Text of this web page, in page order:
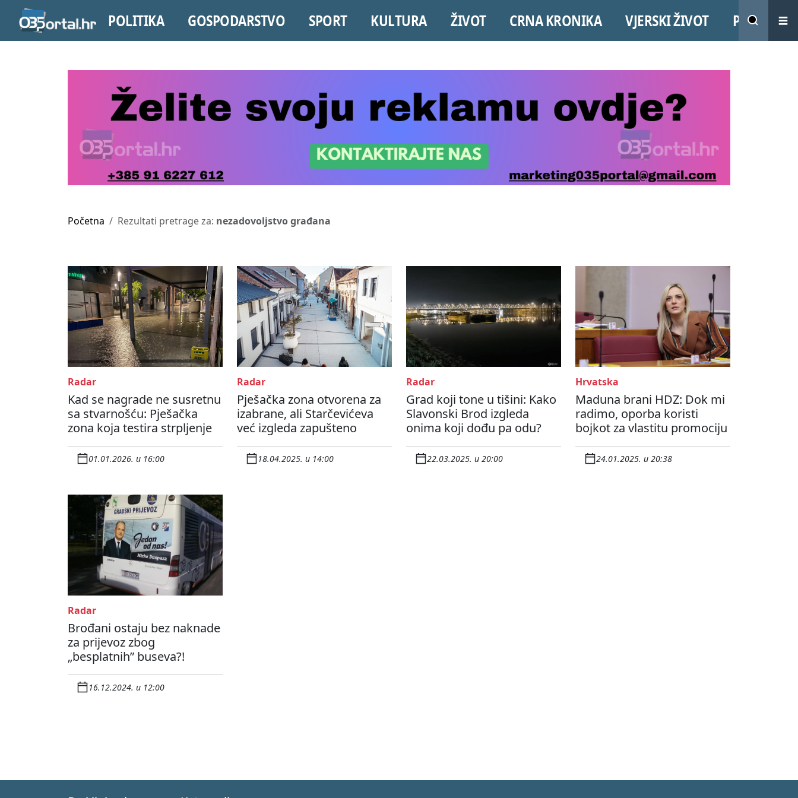
POLITIKA GOSPODARSTVO SPORT KULTURA ŽIVOT CRNA KRONIKA VJERSKI ŽIVOT PROMO
Početna Rezultati pretrage za: nezadovoljstvo građana
Radar
Kad se nagrade ne susretnu
sa stvarnošću: Pješačka
zona koja testira strpljenje
01.01.2026. u 16:00
Radar
Pješačka zona otvorena za
izabrane, ali Starčevićeva
već izgleda zapušteno
18.04.2025. u 14:00
Radar
Grad koji tone u tišini: Kako
Slavonski Brod izgleda
onima koji dođu pa odu?
22.03.2025. u 20:00
Hrvatska
Maduna brani HDZ: Dok mi
radimo, oporba koristi
bojkot za vlastitu promociju
24.01.2025. u 20:38
Radar
Brođani ostaju bez naknade
za prijevoz zbog
„besplatnih” buseva?!
16.12.2024. u 12:00